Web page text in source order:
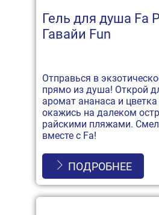
Гель для душа Fa
Гавайи Fun
Отправься в
прямо из душа! Открой
аромат ананаса и
окажись на далеком
райскими пляжами.
вместе с Fa!
ПОДРОБНЕЕ